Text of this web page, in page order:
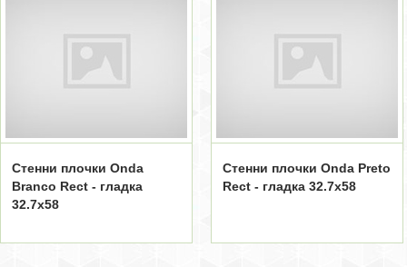
Стенни плочки Onda
Branco Rect - гладка
32.7x58
Стенни плочки Onda Preto
Rect - гладка 32.7x58